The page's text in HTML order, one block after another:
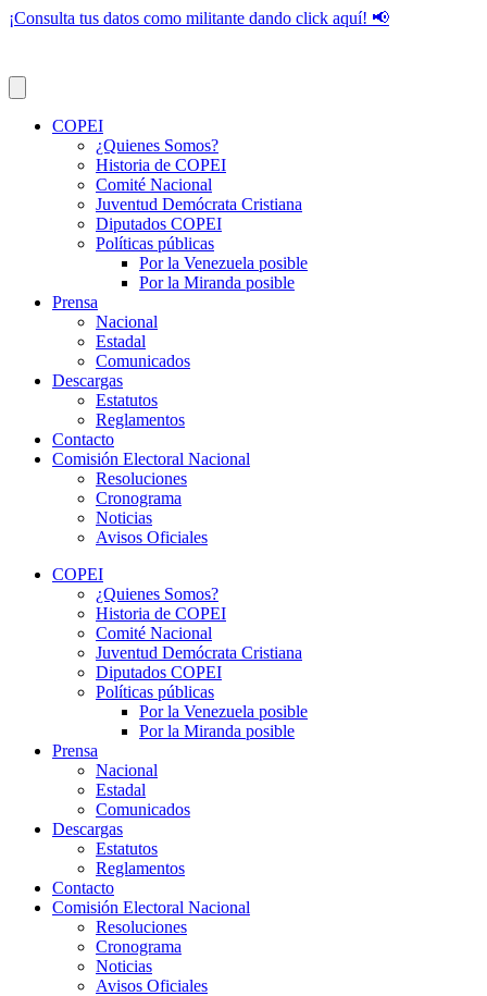
¡Consulta tus datos como militante dando click aquí! 📢
COPEI
¿Quienes Somos?
Historia de COPEI
Comité Nacional
Juventud Demócrata Cristiana
Diputados COPEI
Políticas públicas
Por la Venezuela posible
Por la Miranda posible
Prensa
Nacional
Estadal
Comunicados
Descargas
Estatutos
Reglamentos
Contacto
Comisión Electoral Nacional
Resoluciones
Cronograma
Noticias
Avisos Oficiales
COPEI
¿Quienes Somos?
Historia de COPEI
Comité Nacional
Juventud Demócrata Cristiana
Diputados COPEI
Políticas públicas
Por la Venezuela posible
Por la Miranda posible
Prensa
Nacional
Estadal
Comunicados
Descargas
Estatutos
Reglamentos
Contacto
Comisión Electoral Nacional
Resoluciones
Cronograma
Noticias
Avisos Oficiales